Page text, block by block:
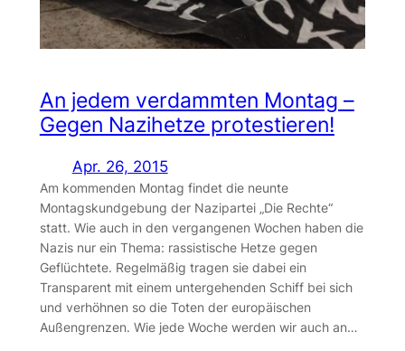
An jedem verdammten Montag –
Gegen Nazihetze protestieren!
Apr. 26, 2015
Am kommenden Montag findet die neunte
Montagskundgebung der Nazipartei „Die Rechte“
statt. Wie auch in den vergangenen Wochen haben die
Nazis nur ein Thema: rassistische Hetze gegen
Geflüchtete. Regelmäßig tragen sie dabei ein
Transparent mit einem untergehenden Schiff bei sich
und verhöhnen so die Toten der europäischen
Außengrenzen. Wie jede Woche werden wir auch an…